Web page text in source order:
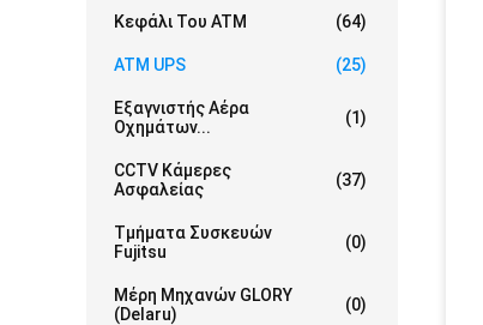
Κεφάλι Του ATM (64)
ATM UPS (25)
Εξαγνιστής Αέρα
Οχημάτων...
(1)
CCTV Κάμερες
Ασφαλείας
(37)
Τμήματα Συσκευών
Fujitsu
(0)
Μέρη Μηχανών GLORY
(Delaru)
(0)